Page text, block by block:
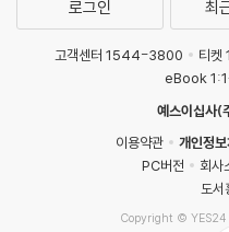
로그인 최
고객센터 1544-3800 티
eBook 1:1
예스이십사(
이용약관
개인정
PC버전
회사
도서
Copyright © YES24